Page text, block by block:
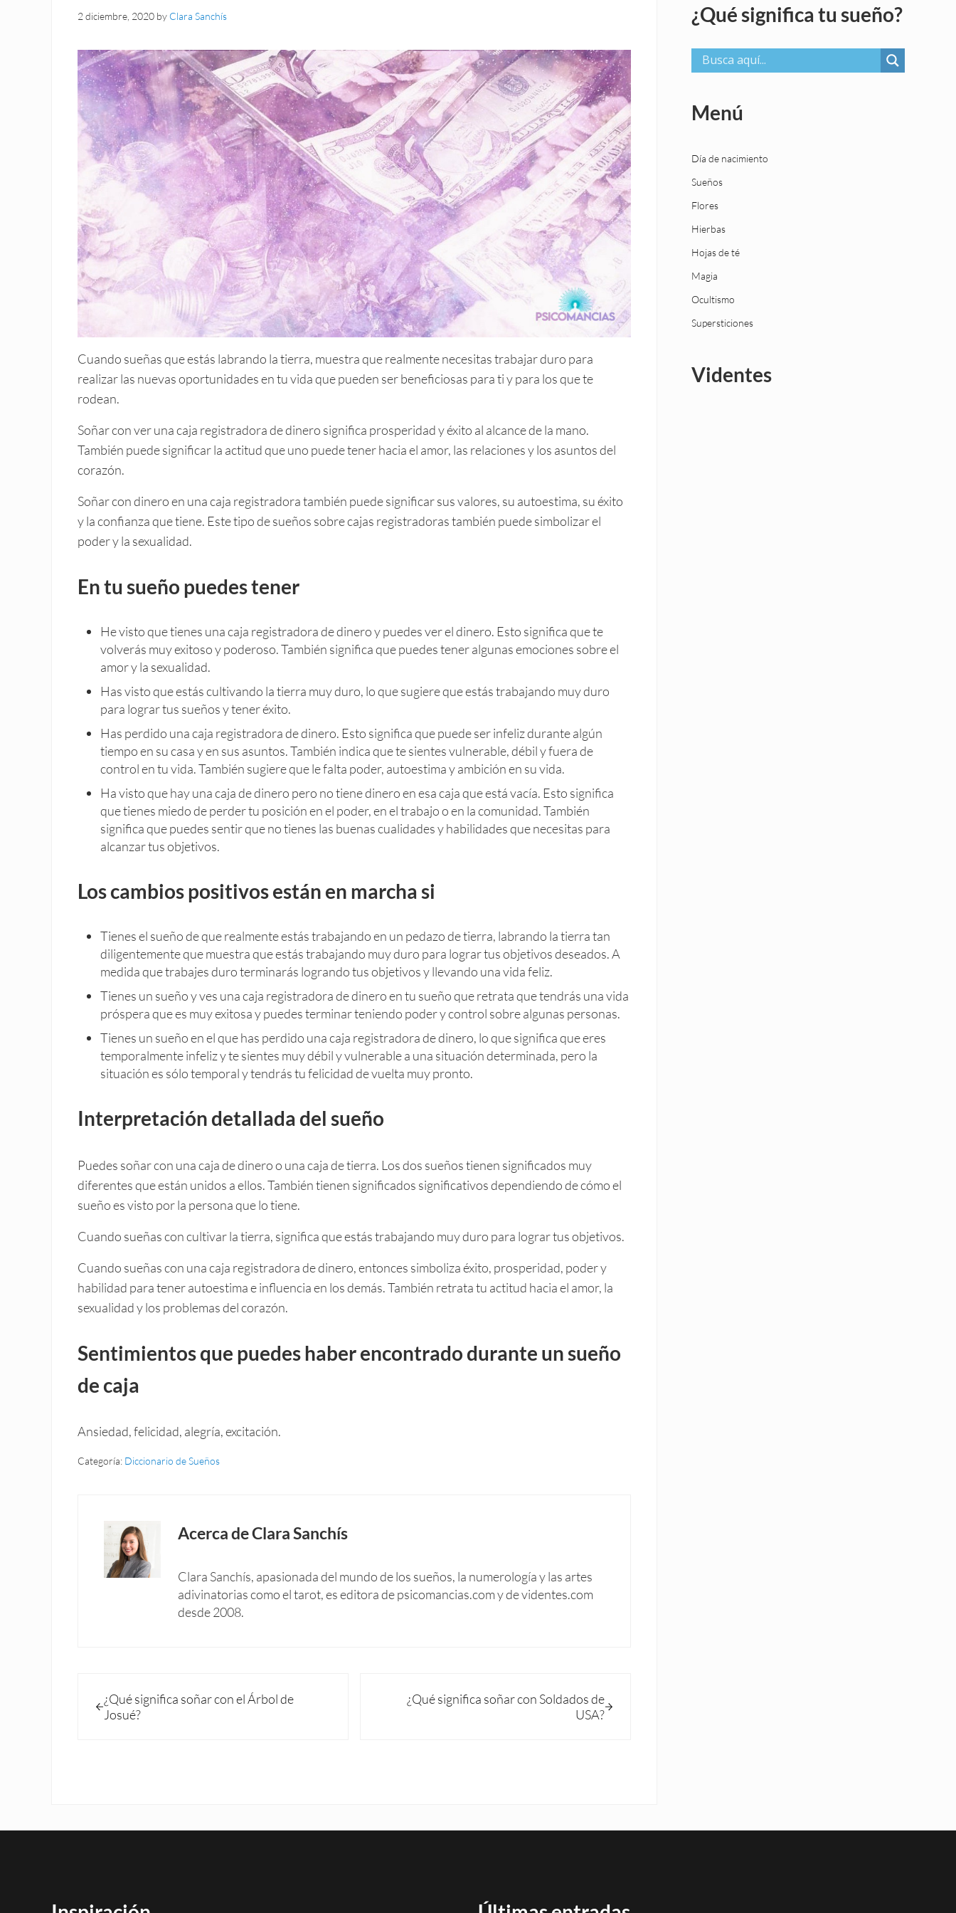
2 diciembre, 2020 by Clara Sanchís
Cuando sueñas que estás labrando la tierra, muestra que realmente necesitas trabajar duro para
realizar las nuevas oportunidades en tu vida que pueden ser beneficiosas para ti y para los que te
rodean.
Soñar con ver una caja registradora de dinero significa prosperidad y éxito al alcance de la mano.
También puede significar la actitud que uno puede tener hacia el amor, las relaciones y los asuntos del
corazón.
Soñar con dinero en una caja registradora también puede significar sus valores, su autoestima, su éxito
y la confianza que tiene. Este tipo de sueños sobre cajas registradoras también puede simbolizar el
poder y la sexualidad.
En tu sueño puedes tener
He visto que tienes una caja registradora de dinero y puedes ver el dinero. Esto significa que te
volverás muy exitoso y poderoso. También significa que puedes tener algunas emociones sobre el
amor y la sexualidad.
Has visto que estás cultivando la tierra muy duro, lo que sugiere que estás trabajando muy duro
para lograr tus sueños y tener éxito.
Has perdido una caja registradora de dinero. Esto significa que puede ser infeliz durante algún
tiempo en su casa y en sus asuntos. También indica que te sientes vulnerable, débil y fuera de
control en tu vida. También sugiere que le falta poder, autoestima y ambición en su vida.
Ha visto que hay una caja de dinero pero no tiene dinero en esa caja que está vacía. Esto significa
que tienes miedo de perder tu posición en el poder, en el trabajo o en la comunidad. También
significa que puedes sentir que no tienes las buenas cualidades y habilidades que necesitas para
alcanzar tus objetivos.
Los cambios positivos están en marcha si
Tienes el sueño de que realmente estás trabajando en un pedazo de tierra, labrando la tierra tan
diligentemente que muestra que estás trabajando muy duro para lograr tus objetivos deseados. A
medida que trabajes duro terminarás logrando tus objetivos y llevando una vida feliz.
Tienes un sueño y ves una caja registradora de dinero en tu sueño que retrata que tendrás una vida
próspera que es muy exitosa y puedes terminar teniendo poder y control sobre algunas personas.
Tienes un sueño en el que has perdido una caja registradora de dinero, lo que significa que eres
temporalmente infeliz y te sientes muy débil y vulnerable a una situación determinada, pero la
situación es sólo temporal y tendrás tu felicidad de vuelta muy pronto.
Interpretación detallada del sueño
Puedes soñar con una caja de dinero o una caja de tierra. Los dos sueños tienen significados muy
diferentes que están unidos a ellos. También tienen significados significativos dependiendo de cómo el
sueño es visto por la persona que lo tiene.
Cuando sueñas con cultivar la tierra, significa que estás trabajando muy duro para lograr tus objetivos.
Cuando sueñas con una caja registradora de dinero, entonces simboliza éxito, prosperidad, poder y
habilidad para tener autoestima e influencia en los demás. También retrata tu actitud hacia el amor, la
sexualidad y los problemas del corazón.
Sentimientos que puedes haber encontrado durante un sueño
de caja
Ansiedad, felicidad, alegría, excitación.
Categoría: Diccionario de Sueños
Acerca deClara Sanchís
Clara Sanchís, apasionada del mundo de los sueños, la numerología y las artes
adivinatorias como el tarot, es editora de psicomancias.com y de videntes.com
desde 2008.
¿Qué significa soñar con el Árbol de
Josué?
¿Qué significa soñar con Soldados de
USA?
¿Qué significa tu sueño?
Menú
Día de nacimiento
Sueños
Flores
Hierbas
Hojas de té
Magia
Ocultismo
Supersticiones
Videntes